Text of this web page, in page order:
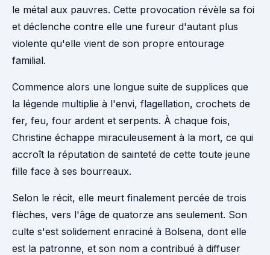
le métal aux pauvres. Cette provocation révèle sa foi
et déclenche contre elle une fureur d'autant plus
violente qu'elle vient de son propre entourage
familial.
Commence alors une longue suite de supplices que
la légende multiplie à l'envi, flagellation, crochets de
fer, feu, four ardent et serpents. À chaque fois,
Christine échappe miraculeusement à la mort, ce qui
accroît la réputation de sainteté de cette toute jeune
fille face à ses bourreaux.
Selon le récit, elle meurt finalement percée de trois
flèches, vers l'âge de quatorze ans seulement. Son
culte s'est solidement enraciné à Bolsena, dont elle
est la patronne, et son nom a contribué à diffuser